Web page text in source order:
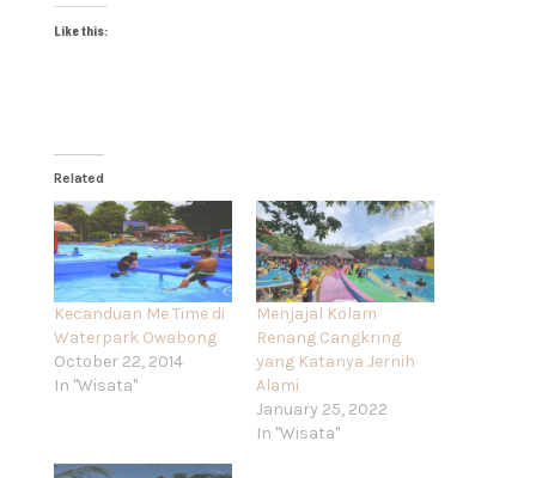
Like this:
Related
Kecanduan Me Time di
Waterpark Owabong
October 22, 2014
In "Wisata"
Menjajal Kolam
Renang Cangkring
yang Katanya Jernih
Alami
January 25, 2022
In "Wisata"